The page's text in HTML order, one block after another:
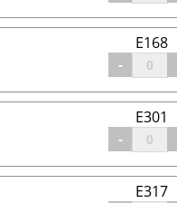
E168
-
E301
-
E317